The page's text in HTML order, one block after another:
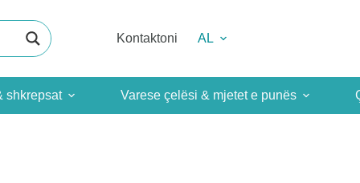
Kontaktoni AL
shkrepsat Varese çelësi & mjetet e punës